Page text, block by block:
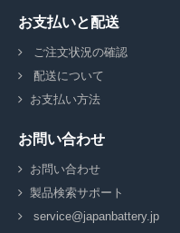
お支払いと配送
ご注文状況の確認
配送について
お支払い方法
お問い合わせ
お問い合わせ
製品検索サポート
service@japanbattery.jp